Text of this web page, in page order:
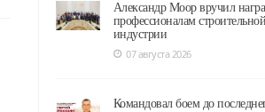
Александр Моор вручил
профессионалам строительной
индустрии
07 августа 2026
Командовал боем до